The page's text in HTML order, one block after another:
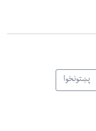
پښتونخوا